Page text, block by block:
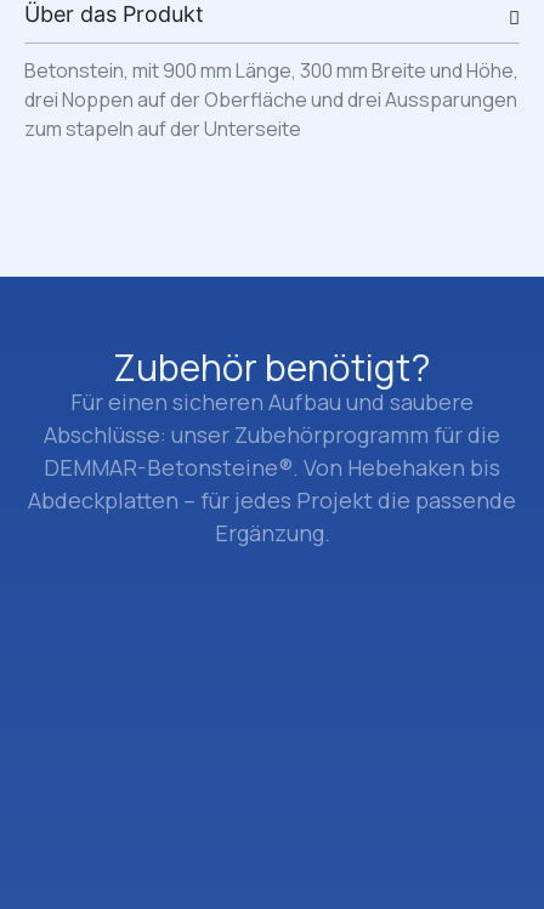
Über das Produkt
Betonstein, mit 900 mm Länge, 300 mm Breite und Höhe,
drei Noppen auf der Oberfläche und drei Aussparungen
zum stapeln auf der Unterseite
Zubehör benötigt?
Für einen sicheren Aufbau und saubere
Abschlüsse: unser Zubehörprogramm für die
DEMMAR-Betonsteine®. Von Hebehaken bis
Abdeckplatten – für jedes Projekt die passende
Ergänzung.